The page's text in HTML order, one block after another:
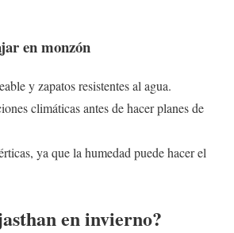
en monzón
y zapatos resistentes al agua.
climáticas antes de hacer planes de
ya que la humedad puede hacer el
en invierno?